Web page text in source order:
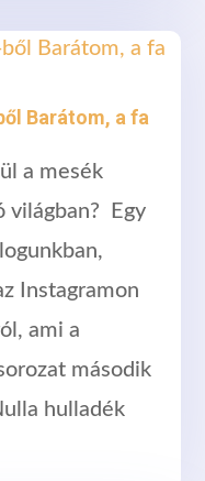
Barátom, a fa
a mesék
világban? Egy
Instagramon
ami a
második
hulladék